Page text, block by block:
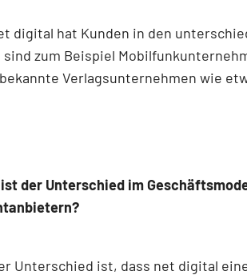
digital hat Kunden in den
zum Beispiel
Verlagsunternehmen wie
ist der Unterschied im
Unterschied ist, dass net digital